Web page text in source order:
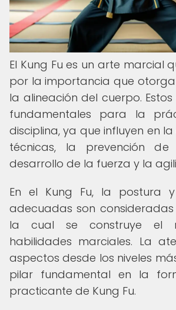
El Kung Fu es un arte marcial
por la importancia que
la alineación del cuerpo.
fundamentales para la
disciplina, ya que influyen en
técnicas, la prevención
desarrollo de la fuerza y la
En el Kung Fu, la postura
adecuadas son
la cual se construye el
habilidades marciales. La
aspectos desde los niveles
pilar fundamental en la
practicante de Kung Fu.